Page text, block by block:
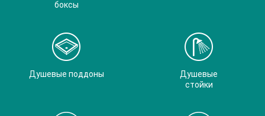
боксы
Душевые поддоны
Душевые
стойки